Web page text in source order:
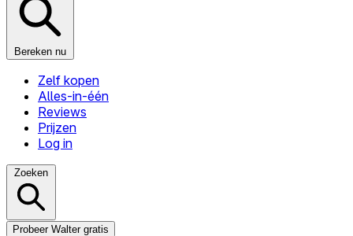
Bereken nu
Zelf kopen
Alles-in-één
Reviews
Prijzen
Log in
Zoeken
Probeer Walter gratis